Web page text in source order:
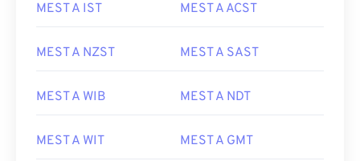
MEST A IST MEST A ACST
MEST A NZST MEST A SAST
MEST A WIB MEST A NDT
MEST A WIT MEST A GMT